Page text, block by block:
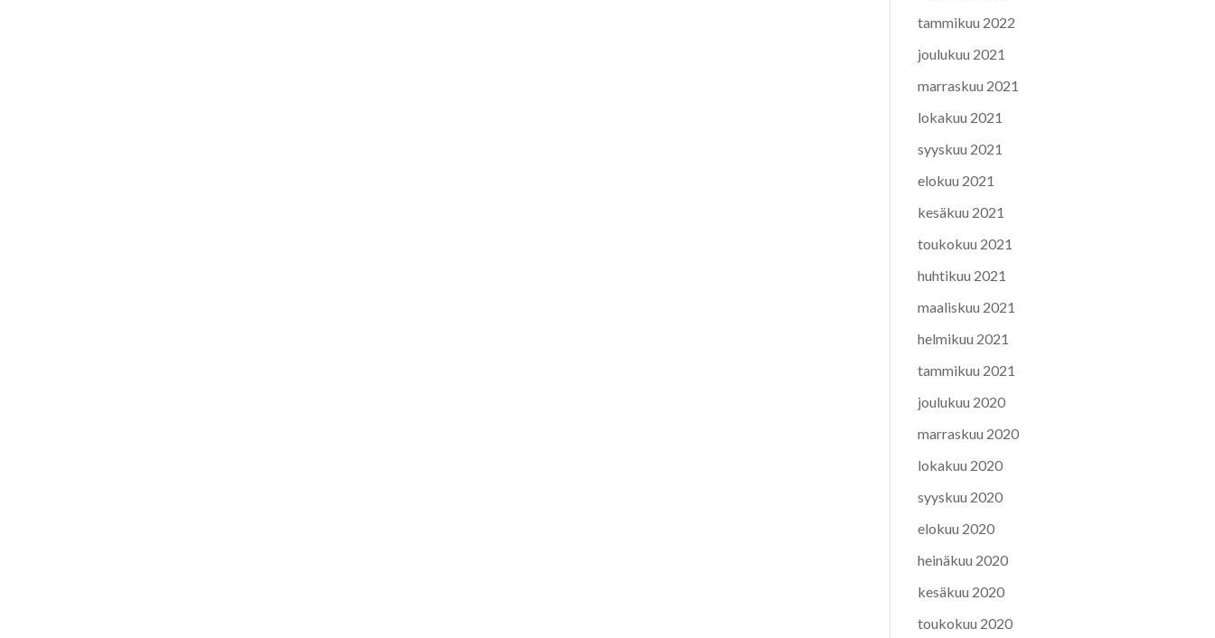
tammikuu 2022
joulukuu 2021
marraskuu 2021
lokakuu 2021
syyskuu 2021
elokuu 2021
kesäkuu 2021
toukokuu 2021
huhtikuu 2021
maaliskuu 2021
helmikuu 2021
tammikuu 2021
joulukuu 2020
marraskuu 2020
lokakuu 2020
syyskuu 2020
elokuu 2020
heinäkuu 2020
kesäkuu 2020
toukokuu 2020